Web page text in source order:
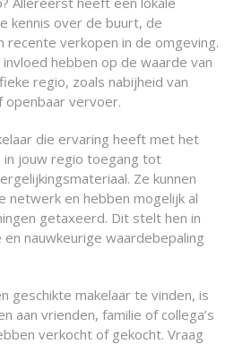
kennis over de buurt, de
recente verkopen in de omgeving.
hebben op de waarde van
regio, zoals nabijheid van
openbaar vervoer.
die ervaring heeft met het
in jouw regio toegang tot
Ze kunnen
netwerk en hebben mogelijk al
getaxeerd. Dit stelt hen in
nauwkeurige waardebepaling
geschikte makelaar te vinden, is
aan vrienden, familie of collega’s
verkocht of gekocht. Vraag